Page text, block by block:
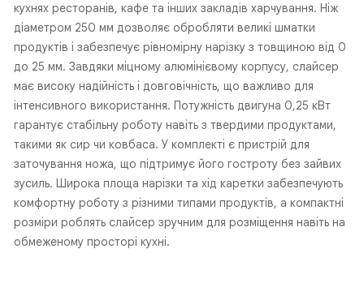
кухнях ресторанів, кафе та інших закладів харчування. Ніж
діаметром 250 мм дозволяє обробляти великі шматки
продуктів і забезпечує рівномірну нарізку з товщиною від 0
до 25 мм. Завдяки міцному алюмінієвому корпусу, слайсер
має високу надійність і довговічність, що важливо для
інтенсивного використання. Потужність двигуна 0,25 кВт
гарантує стабільну роботу навіть з твердими продуктами,
такими як сир чи ковбаса. У комплекті є пристрій для
заточування ножа, що підтримує його гостроту без зайвих
зусиль. Широка площа нарізки та хід каретки забезпечують
комфортну роботу з різними типами продуктів, а компактні
розміри роблять слайсер зручним для розміщення навіть на
обмеженому просторі кухні.